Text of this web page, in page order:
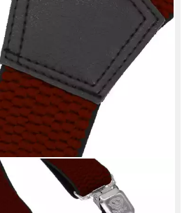
FABIO FARINI
Hosenträger mit passender Fliege
als Set 4cm Y-Form für Herren Pack